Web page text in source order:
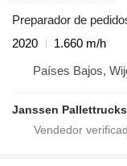
Preparador de
2020
1.660 m/h
Países Bajos,
Janssen Pallettrucks